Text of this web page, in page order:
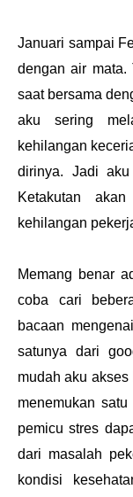
Januari sampai
dengan air mata.
saat bersama
aku sering
kehilangan
dirinya. Jadi
Ketakutan
kehilangan
Memang benar
coba cari
bacaan
satunya dari
mudah aku
menemukan
pemicu stres
dari masalah
kondisi